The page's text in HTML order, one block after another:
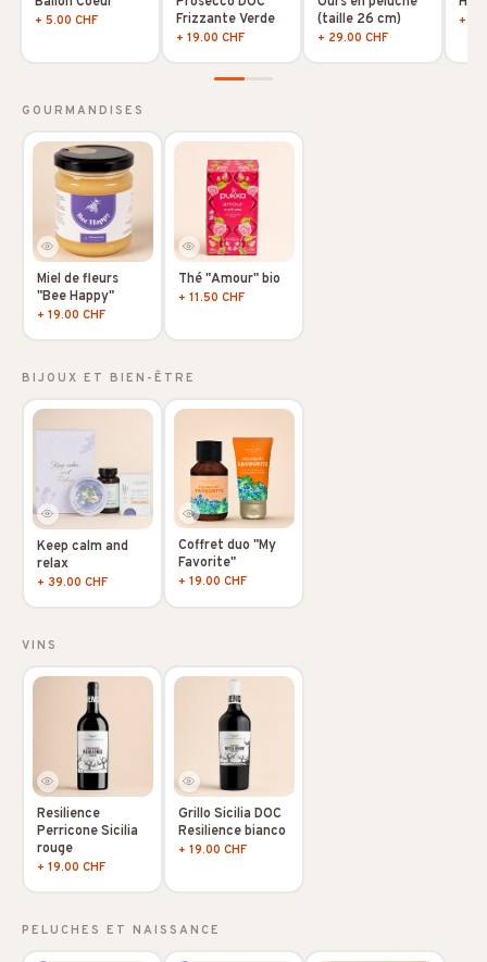
+ 5.00 CHF
Frizzante Verde
+ 19.00 CHF
(taille 26 cm)
+ 29.00 CHF
+
GOURMANDISES
Miel de fleurs
"Bee Happy"
+ 19.00 CHF
Thé "Amour" bio
+ 11.50 CHF
BIJOUX ET BIEN-ÊTRE
Keep calm and
relax
+ 39.00 CHF
Coffret duo "My
Favorite"
+ 19.00 CHF
VINS
Resilience
Perricone Sicilia
rouge
+ 19.00 CHF
Grillo Sicilia DOC
Resilience bianco
+ 19.00 CHF
PELUCHES ET NAISSANCE